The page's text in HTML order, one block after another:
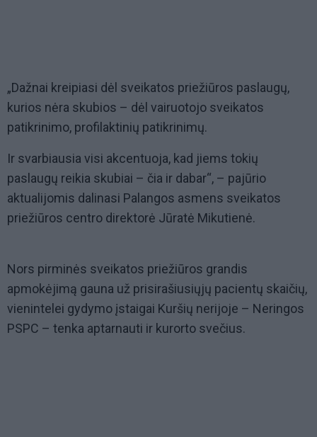
„Dažnai kreipiasi dėl sveikatos priežiūros paslaugų,
kurios nėra skubios – dėl vairuotojo sveikatos
patikrinimo, profilaktinių patikrinimų.
Ir svarbiausia visi akcentuoja, kad jiems tokių
paslaugų reikia skubiai – čia ir dabar“, – pajūrio
aktualijomis dalinasi Palangos asmens sveikatos
priežiūros centro direktorė Jūratė Mikutienė.
Nors pirminės sveikatos priežiūros grandis
apmokėjimą gauna už prisirašiusiųjų pacientų skaičių,
vienintelei gydymo įstaigai Kuršių nerijoje – Neringos
PSPC – tenka aptarnauti ir kurorto svečius.